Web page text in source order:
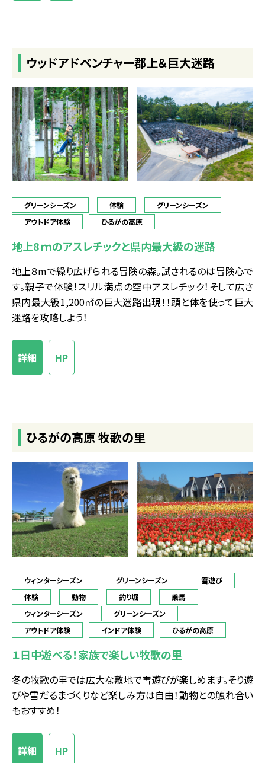
ウッドアドベンチャー郡上＆巨大迷路
グリーンシーズン 体験
グリーンシーズン
アウトドア体験
ひるがの高原
地上8ｍのアスレチックと県内最大級の迷路
地上８mで繰り広げられる冒険の森。試されるのは冒険心で
す。親子で体験！スリル満点の空中アスレチック！そして広さ
県内最大級1,200㎡の巨大迷路出現！！頭と体を使って巨大
迷路を攻略しよう！
詳細 HP
ひるがの高原 牧歌の里
ウィンターシーズン グリーンシーズン
雪遊び
体験
動物 釣り堀
乗馬
ウィンターシーズン
グリーンシーズン
アウトドア体験
インドア体験 ひるがの高原
１日中遊べる！家族で楽しい牧歌の里
冬の牧歌の里では広大な敷地で雪遊びが楽しめます。そり遊
びや雪だるまづくりなど楽しみ方は自由！動物との触れ合い
もおすすめ！
詳細 HP